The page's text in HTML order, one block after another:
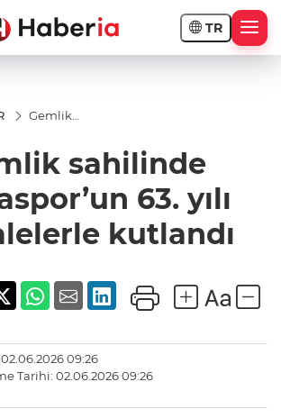
TR
Gemlik
63. yılı
meşalelerlesahilinde
63. yılı
kutlandı
09:26
Tarihi: 02.06.2026 09:26